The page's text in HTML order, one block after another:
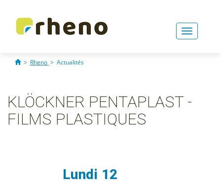
Toggle
> Rheno > Actualités
KLÖCKNER PENTAPLAST -
FILMS PLASTIQUES
Lundi 12